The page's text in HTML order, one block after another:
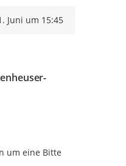
des Erstellens
des Erstellens
Juni um 15:45Zur Äußerung
um eine Bitte